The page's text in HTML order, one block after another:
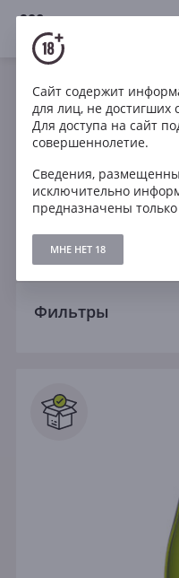
18+
Белое Шардоне
Сухое Полусухое
Сладкое
Фильтры
Все
Сайт содержит
для лиц, не достигших
Для доступа на сайт
совершеннолетие.
Сведения,
исключительно
предназначены
МНЕ НЕТ 18